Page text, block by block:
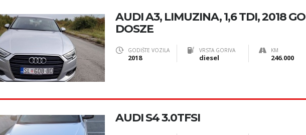
AUDI A3, LIMUZINA, 1,6 TDI, 2018 GO
DOSZE
GODIŠTE VOZILA
2018
VRSTA GORIVA
diesel
KM
246.000
AUDI S4 3.0TFSI